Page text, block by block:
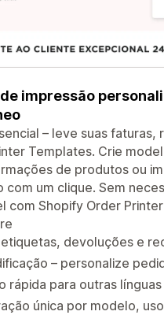
impressão
– leve suas
Templates. Crie
de produtos ou
com um clique. Sem
com Shopify Order
devoluções e
– personalize
rápida para outras
única por modelo,